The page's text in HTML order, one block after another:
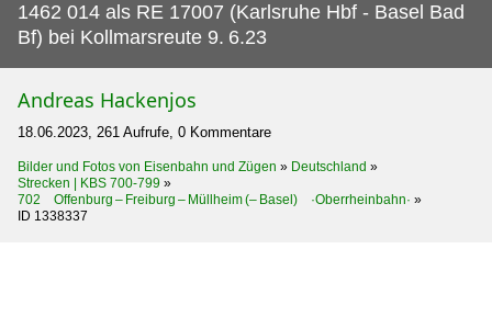
1462 014 als RE 17007 (Karlsruhe Hbf - Basel Bad
Bf) bei Kollmarsreute 9. 6.23
Andreas Hackenjos
18.06.2023, 261 Aufrufe, 0 Kommentare
Bilder und Fotos von Eisenbahn und Zügen » Deutschland »
Strecken | KBS 700-799 »
702 Offenburg – Freiburg – Müllheim (– Basel) ·Oberrheinbahn· »
ID 1338337